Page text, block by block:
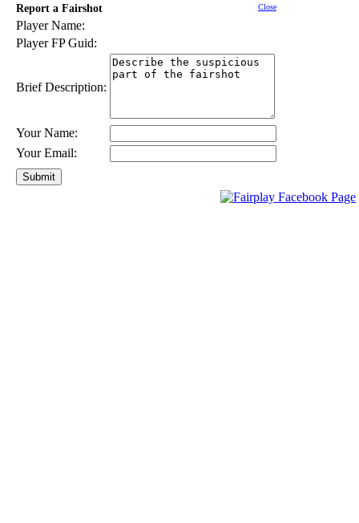
Report a Fairshot Close
Player Name:
Player FP Guid:
Brief Description:
Your Name:
Your Email: